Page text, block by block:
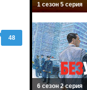
48
1 сезон 5 серия
6 сезон 2 серия